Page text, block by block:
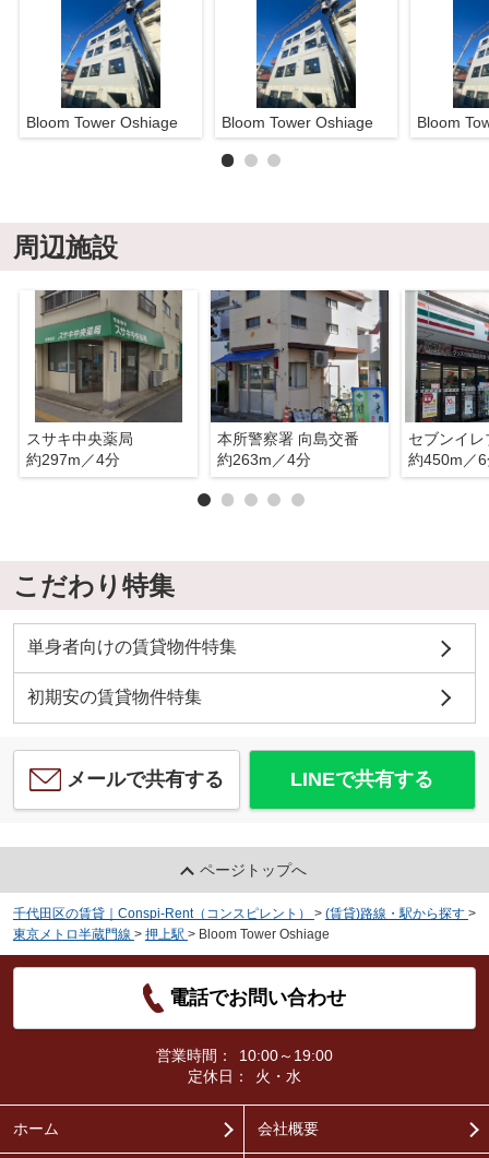
Bloom Tower Oshiage Bloom Tower Oshiage Bloom
周辺施設
スサキ中央薬局
約297m／4分
本所警察署 向島交番
約263m／4分
セブンイ
約450m／
こだわり特集
単身者向けの賃貸物件特集
初期安の賃貸物件特集
メールで共有する LINEで共有する
ページトップへ
千代田区の賃貸｜Conspi-Rent（コンスピレント） > (賃貸)路線・駅から探す >
東京メトロ半蔵門線 > 押上駅 > Bloom Tower Oshiage
電話でお問い合わせ
営業時間：
10:00～19:00
定休日：
火・水
ホーム 会社概要